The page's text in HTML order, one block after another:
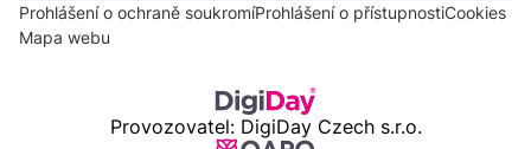
Prohlášení o ochraně soukromíProhlášení o přístupnostiCookies
Mapa webu
Provozovatel: DigiDay Czech s.r.o.